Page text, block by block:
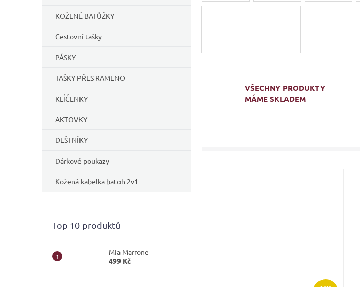
KOŽENÉ BATŮŽKY
Cestovní tašky
PÁSKY
TAŠKY PŘES RAMENO
KLÍČENKY
AKTOVKY
DEŠTNÍKY
Dárkové poukazy
Kožená kabelka batoh 2v1
Top 10 produktů
Mia Marrone
499 Kč
VŠECHNY PRODUKTY
MÁME SKLADEM